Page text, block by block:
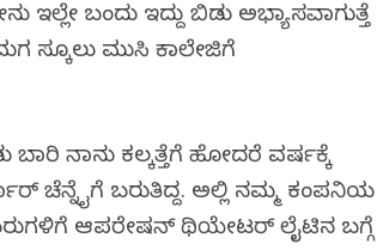
ಇಲ್ಲೇ ಬಂದು ಇದ್ದು ಬಿಡು ಅಭ್ಯಾಸವಾಗುತ್ತೆ
ಸ್ಕೂಲು ಮುಗಿಸಿ ಕಾಲೇಜಿಗೆ
ಬಾರಿ ನಾನು ಕಲ್ಕತ್ತೆಗೆ ಹೋದರೆ ವರ್ಷಕ್ಕೆ
ಚೆನ್ನೈಗೆ ಬರುತಿದ್ದ. ಅಲ್ಲಿ ನಮ್ಮ ಕಂಪನಿಯ
ಆಪರೇಷನ್ ಥಿಯೇಟರ್ ಲೈಟಿನ ಬಗ್ಗೆ